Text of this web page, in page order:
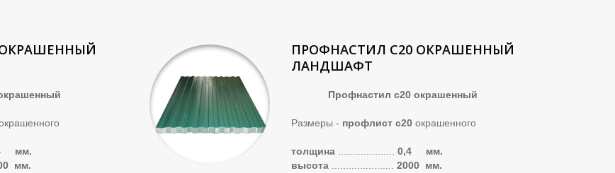
мм.
мм.
ПРОФНАСТИЛ С20 ОКРАШЕННЫЙ
ЛАНДШАФТ
Профнастил с20 окрашенный
Размеры - профлист с20 окрашенного
толщина
0,4 мм.
высота
2000 мм.